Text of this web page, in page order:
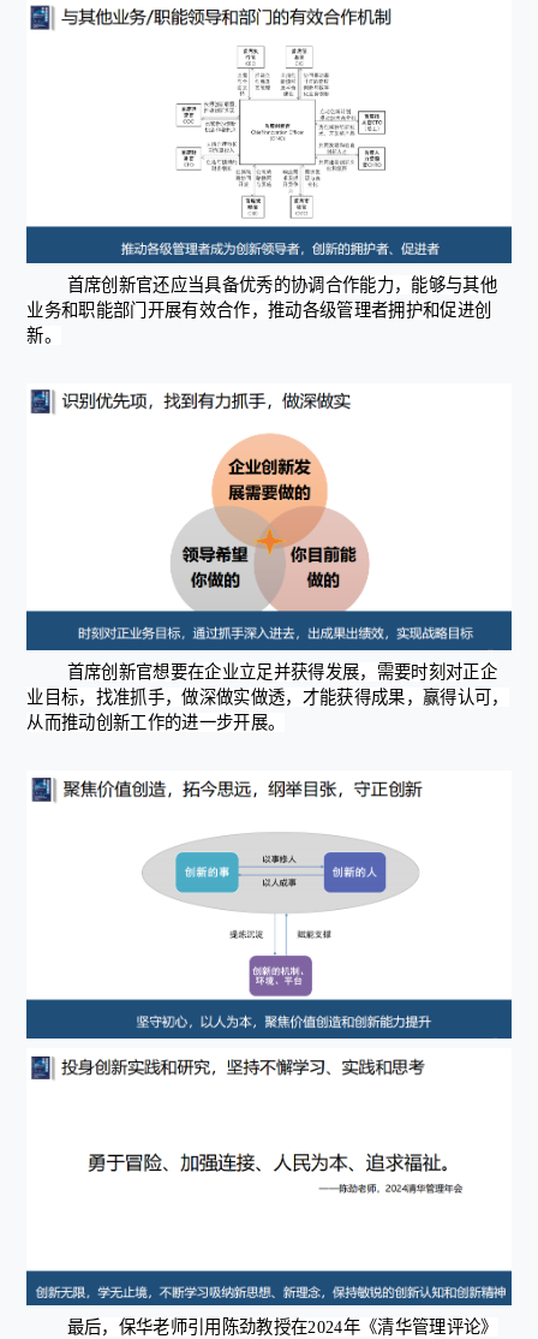
首席创新官还应当具备优秀的协调合作能力，能够与其他
业务和职能部门开展有效合作，推动各级管理者拥护和促进创
新。
首席创新官想要在企业立足并获得发展，需要时刻对正企
业目标，找准抓手，做深做实做透，才能获得成果，赢得认可，
从而推动创新工作的进一步开展。
最后，保华老师引用陈劲教授在2024年《清华管理评论》